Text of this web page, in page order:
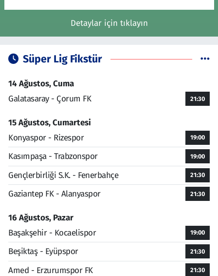
Detaylar için tıklayın
Süper Lig Fikstür
14 Ağustos, Cuma
Galatasaray - Çorum FK
21:30
15 Ağustos, Cumartesi
Konyaspor - Rizespor
19:00
Kasımpaşa - Trabzonspor 19:00
Gençlerbirliği S.K. - Fenerbahçe 21:30
Gaziantep FK - Alanyaspor 21:30
16 Ağustos, Pazar
Başakşehir - Kocaelispor
19:00
Beşiktaş - Eyüpspor 21:30
Amed - Erzurumspor FK 21:30